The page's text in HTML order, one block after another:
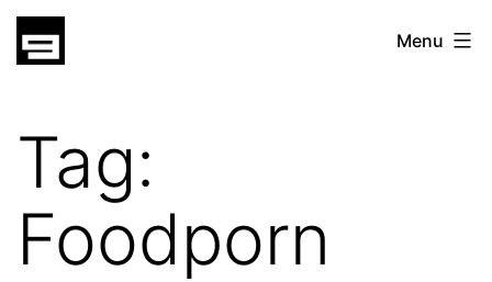
Skip
gatsu
Menu
Tag:
Foodporn